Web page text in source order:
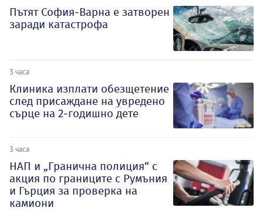
Пътят София-Варна е затворен
заради катастрофа
3 часа
Клиника изплати обезщетение
след присаждане на увредено
сърце на 2-годишно дете
3 часа
НАП и „Гранична полиция“ с
акция по границите с Румъния
и Гърция за проверка на
камиони